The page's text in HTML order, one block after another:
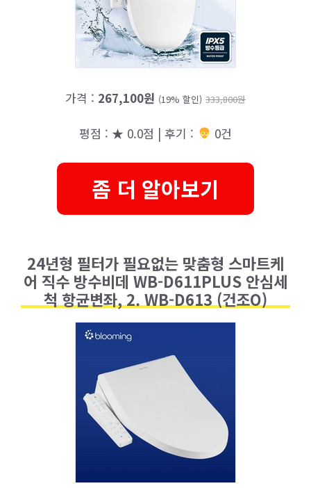
가격 : 267,100원 (19% 할인) 333,800원
평점 : ★ 0.0점 | 후기 : 0건
좀 더 알아보기
24년형 필터가 필요없는 맞춤형 스마트케
어 직수 방수비데 WB-D611PLUS 안심세
척 항균변좌, 2. WB-D613 (건조O)